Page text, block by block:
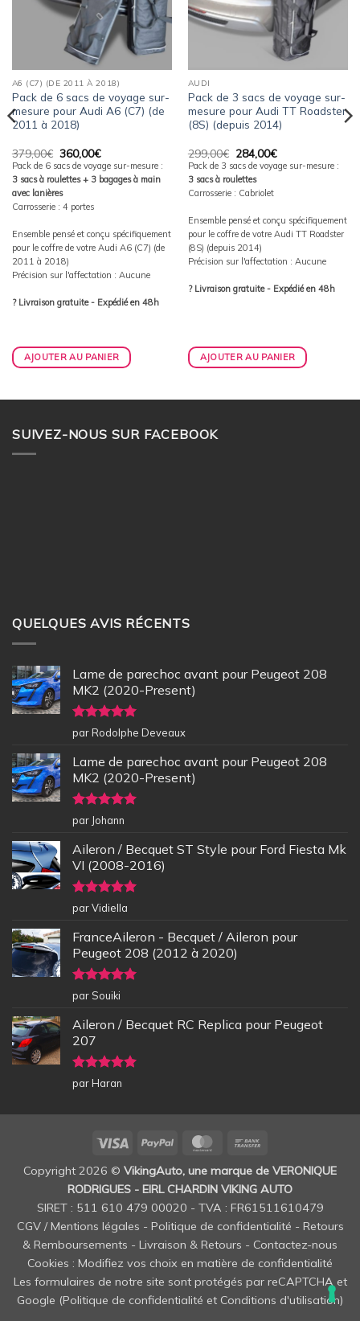
A6 (C7) (DE 2011 À 2018)
Pack de 6 sacs de voyage sur-
mesure pour Audi A6 (C7) (de
2011 à 2018)
379,00€ Le
prix
initial
était :
379,00€.
360,00€Le
prix
actuel
est :
Pack de 6 sacs de voyage sur-mesure :
3 sacs à roulettes + 3 bagages à main
avec lanières
Carrosserie : 4 portes
Ensemble pensé et conçu spécifiquement
pour le coffre de votre Audi A6 (C7) (de
2011 à 2018)
Précision sur l'affectation : Aucune
? Livraison gratuite - Expédié en 48h
AJOUTER AU PANIER
AUDI
Pack de 3 sacs de voyage sur-
mesure pour Audi TT Roadster
(8S) (depuis 2014)
299,00€ Le
prix
initial
était :
299,00€.
284,00€Le
prix
actuel
Pack de 3 sacs de voyage sur-mesure :
3 sacs à roulettes
Carrosserie : Cabriolet
Ensemble pensé et conçu spécifiquement
pour le coffre de votre Audi TT Roadster
(8S) (depuis 2014)
Précision sur l'affectation : Aucune
? Livraison gratuite - Expédié en 48h
AJOUTER AU PANIER
SUIVEZ-NOUS SUR FACEBOOK
QUELQUES AVIS RÉCENTS
Lame de parechoc avant pour Peugeot 208
MK2 (2020-Present)
Note5sur
5
par Rodolphe Deveaux
Lame de parechoc avant pour Peugeot 208
MK2 (2020-Present)
Note5sur
5
par Johann
Aileron / Becquet ST Style pour Ford Fiesta Mk
VI (2008-2016)
Note5sur
5
par Vidiella
FranceAileron - Becquet / Aileron pour
Peugeot 208 (2012 à 2020)
Note5sur
5
par Souiki
Aileron / Becquet RC Replica pour Peugeot
207
Note5sur
5
par Haran
Visa PayPal MasterCard
Copyright 2026 © VikingAuto, une marque de VERONIQUE
RODRIGUES - EIRL CHARDIN VIKING AUTO
SIRET : 511 610 479 00020 - TVA : FR61511610479
CGV / Mentions légales - Politique de confidentialité - Retours
& Remboursements - Livraison & Retours - Contactez-nous
Cookies : Modifiez vos choix en matière de confidentialité
Les formulaires de notre site sont protégés par reCAPTCHA et
Google (Politique de confidentialité et Conditions d'utilisation)